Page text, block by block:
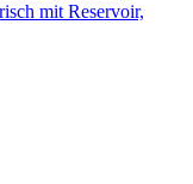
mit Reservoir,